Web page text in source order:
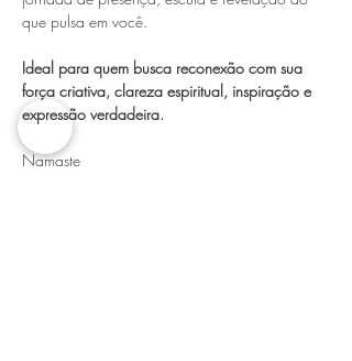
que pulsa em você.
Ideal para quem busca reconexão com sua
força criativa, clareza espiritual, inspiração e
expressão verdadeira.
Namaste